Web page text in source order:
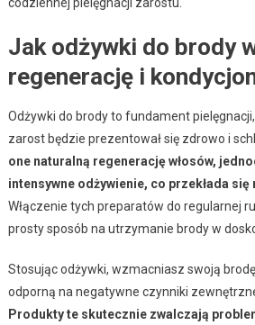
Jak odżywki do brody
regenerację i
Odżywki do brody to fundament
zarost będzie prezentował się zdrowo i
one naturalną regenerację włosów,
intensywne odżywienie, co przekłada
Włączenie tych preparatów do regularnej
prosty sposób na utrzymanie brody w
Stosując odżywki, wzmacniasz swoją
odporną na negatywne czynniki
Produkty te skutecznie zwalczają